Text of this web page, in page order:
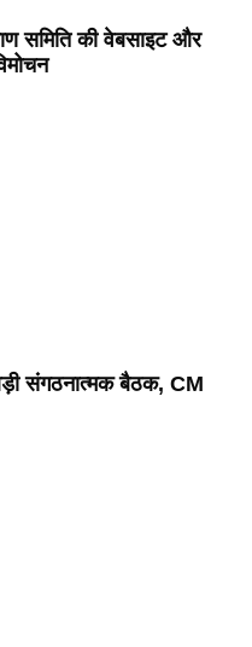
समिति की वेबसाइट और
संगठनात्मक बैठक, CM